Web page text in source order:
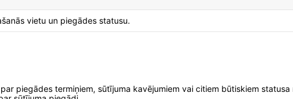
vietu un piegādes statusu.
piegādes termiņiem, sūtījuma kavējumiem vai citiem būtiskiem statusa